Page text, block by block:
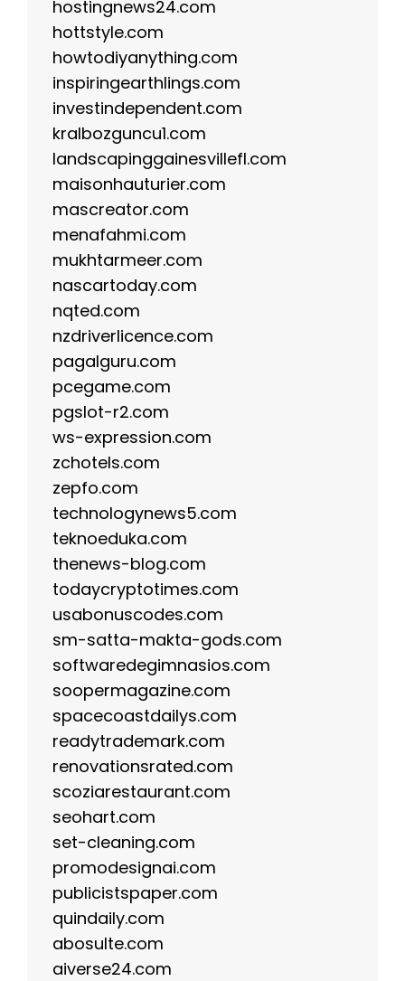
hostingnews24.com
hottstyle.com
howtodiyanything.com
inspiringearthlings.com
investindependent.com
kralbozguncu1.com
landscapinggainesvillefl.com
maisonhauturier.com
mascreator.com
menafahmi.com
mukhtarmeer.com
nascartoday.com
nqted.com
nzdriverlicence.com
pagalguru.com
pcegame.com
pgslot-r2.com
ws-expression.com
zchotels.com
zepfo.com
technologynews5.com
teknoeduka.com
thenews-blog.com
todaycryptotimes.com
usabonuscodes.com
sm-satta-makta-gods.com
softwaredegimnasios.com
soopermagazine.com
spacecoastdailys.com
readytrademark.com
renovationsrated.com
scoziarestaurant.com
seohart.com
set-cleaning.com
promodesignai.com
publicistspaper.com
quindaily.com
abosulte.com
aiverse24.com